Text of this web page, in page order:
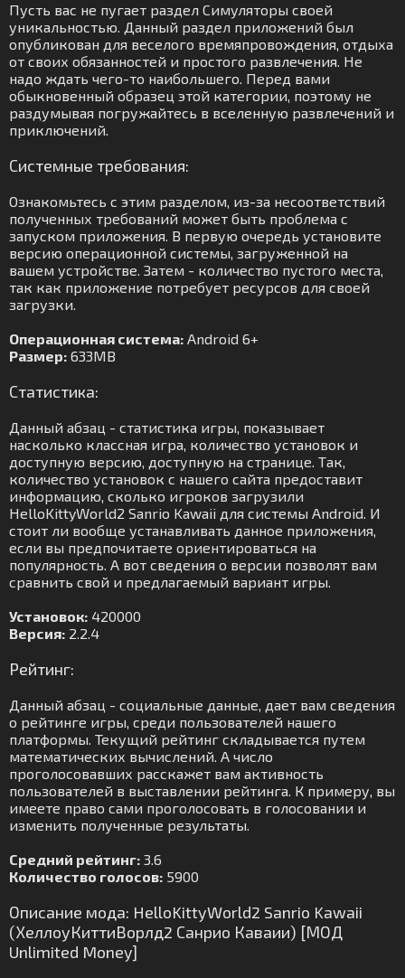
Пусть вас не пугает раздел Симуляторы своей
уникальностью. Данный раздел приложений был
опубликован для веселого времяпровождения, отдыха
от своих обязанностей и простого развлечения. Не
надо ждать чего-то наибольшего. Перед вами
обыкновенный образец этой категории, поэтому не
раздумывая погружайтесь в вселенную развлечений и
приключений.
Системные требования:
Ознакомьтесь с этим разделом, из-за несоответствий
полученных требований может быть проблема с
запуском приложения. В первую очередь установите
версию операционной системы, загруженной на
вашем устройстве. Затем - количество пустого места,
так как приложение потребует ресурсов для своей
загрузки.
Операционная система: Android 6+
Размер: 633MB
Статистика:
Данный абзац - статистика игры, показывает
насколько классная игра, количество установок и
доступную версию, доступную на странице. Так,
количество установок с нашего сайта предоставит
информацию, сколько игроков загрузили
HelloKittyWorld2 Sanrio Kawaii для системы Android. И
стоит ли вообще устанавливать данное приложения,
если вы предпочитаете ориентироваться на
популярность. А вот сведения о версии позволят вам
сравнить свой и предлагаемый вариант игры.
Установок: 420000
Версия: 2.2.4
Рейтинг:
Данный абзац - социальные данные, дает вам сведения
о рейтинге игры, среди пользователей нашего
платформы. Текущий рейтинг складывается путем
математических вычислений. А число
проголосовавших расскажет вам активность
пользователей в выставлении рейтинга. К примеру, вы
имеете право сами проголосовать в голосовании и
изменить полученные результаты.
Средний рейтинг: 3.6
Количество голосов: 5900
Описание мода: HelloKittyWorld2 Sanrio Kawaii
(ХеллоуКиттиВорлд2 Санрио Каваии) [МОД
Unlimited Money]